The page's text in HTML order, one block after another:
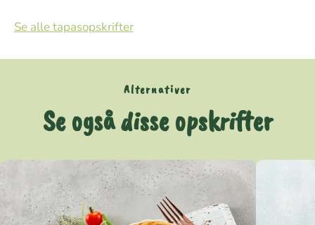
Se alle tapasopskrifter
Alternativer
Se også disse opskrifter